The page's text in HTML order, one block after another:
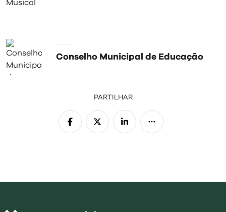
Conselho Municipal de Educação
PARTILHAR